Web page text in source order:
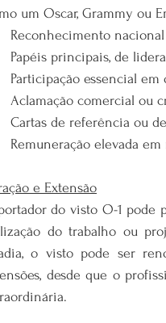
um Oscar, Grammy ou
Reconhecimento
Papéis principais, de
Participação essencial
Aclamação comercial ou
Cartas de referência ou
Remuneração elevada
e Extensão
do visto O-1 pode
do trabalho ou
o visto pode ser
desde que o